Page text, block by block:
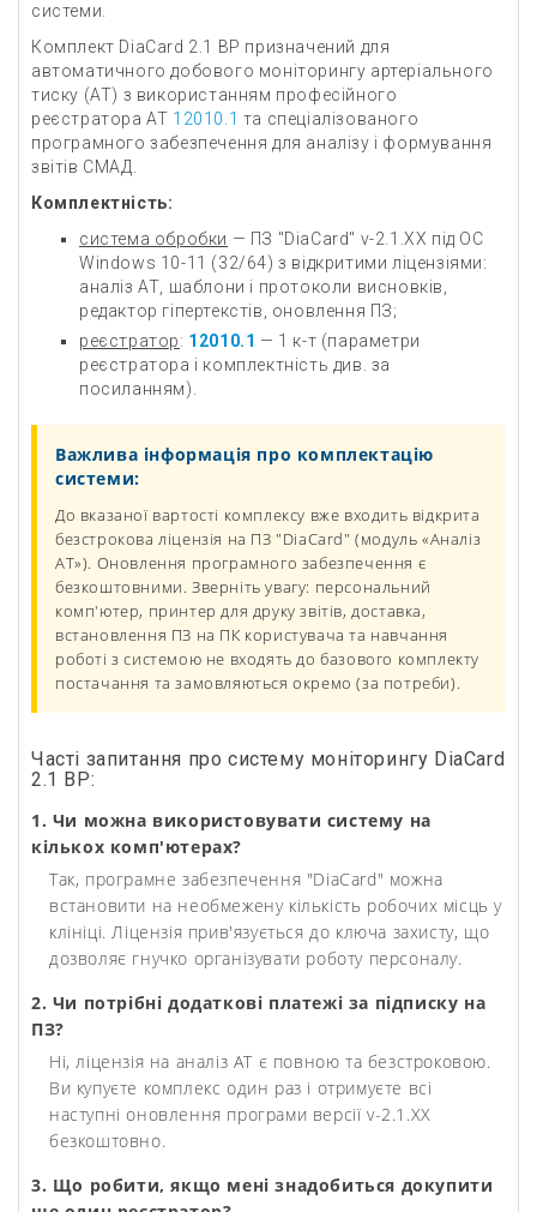
системи.
Комплект DiaCard 2.1 BP призначений для
автоматичного добового моніторингу артеріального
тиску (АТ) з використанням професійного
реєстратора АТ 12010.1 та спеціалізованого
програмного забезпечення для аналізу і формування
звітів СМАД.
Комплектність:
система обробки — ПЗ "DiaCard" v-2.1.XX під ОС
Windows 10-11 (32/64) з відкритими ліцензіями:
аналіз АТ, шаблони і протоколи висновків,
редактор гіпертекстів, оновлення ПЗ;
реєстратор: 12010.1 — 1 к-т (параметри
реєстратора і комплектність див. за
посиланням).
Важлива інформація про комплектацію
системи:
До вказаної вартості комплексу вже входить відкрита
безстрокова ліцензія на ПЗ "DiaCard" (модуль «Аналіз
АТ»). Оновлення програмного забезпечення є
безкоштовними. Зверніть увагу: персональний
комп'ютер, принтер для друку звітів, доставка,
встановлення ПЗ на ПК користувача та навчання
роботі з системою не входять до базового комплекту
постачання та замовляються окремо (за потреби).
Часті запитання про систему моніторингу DiaCard
2.1 BP:
1. Чи можна використовувати систему на
кількох комп'ютерах?
Так, програмне забезпечення "DiaCard" можна
встановити на необмежену кількість робочих місць у
клініці. Ліцензія прив'язується до ключа захисту, що
дозволяє гнучко організувати роботу персоналу.
2. Чи потрібні додаткові платежі за підписку на
ПЗ?
Ні, ліцензія на аналіз АТ є повною та безстроковою.
Ви купуєте комплекс один раз і отримуєте всі
наступні оновлення програми версії v-2.1.XX
безкоштовно.
3. Що робити, якщо мені знадобиться докупити